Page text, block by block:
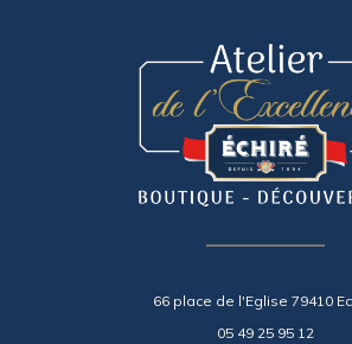
66 place de l'Eglise 79410
05 49 25 95 12